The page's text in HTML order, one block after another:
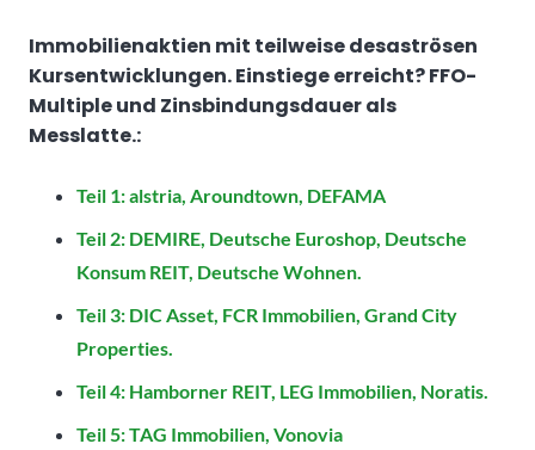
Immobilienaktien mit teilweise desaströsen
Kursentwicklungen. Einstiege erreicht? FFO-
Multiple und Zinsbindungsdauer als
Messlatte.:
Teil 1: alstria, Aroundtown, DEFAMA
Teil 2: DEMIRE, Deutsche Euroshop, Deutsche
Konsum REIT, Deutsche Wohnen.
Teil 3: DIC Asset, FCR Immobilien, Grand City
Properties.
Teil 4: Hamborner REIT, LEG Immobilien, Noratis.
Teil 5: TAG Immobilien, Vonovia